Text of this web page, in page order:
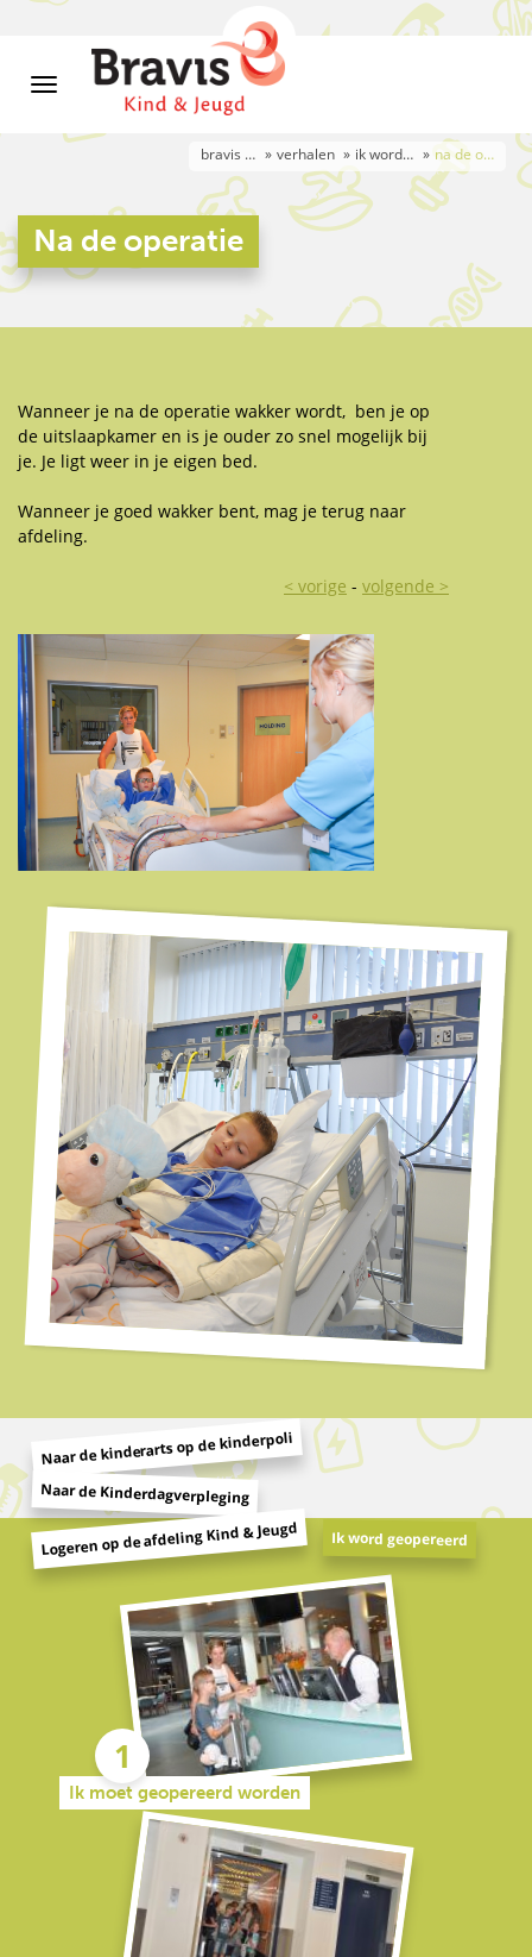
bravis kind & jeugd 7-12 jaar verhalen ik word geopereerd na de operatie
Na de operatie
Wanneer je na de operatie wakker wordt, ben je op
de uitslaapkamer en is je ouder zo snel mogelijk bij
je. Je ligt weer in je eigen bed.
Wanneer je goed wakker bent, mag je terug naar
afdeling.
< vorige - volgende >
Naar de kinderarts op de kinderpoli
Naar de Kinderdagverpleging
Logeren op de afdeling Kind & Jeugd Ik word geopereerd
Ik moet geopereerd worden